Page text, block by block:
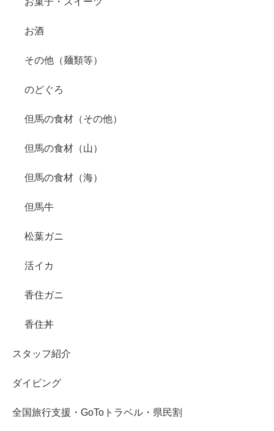
お酒
その他（麺類等）
のどぐろ
但馬の食材（その他）
但馬の食材（山）
但馬の食材（海）
但馬牛
松葉ガニ
活イカ
香住ガニ
香住丼
スタッフ紹介
ダイビング
全国旅行支援・GoToトラベル・県民割